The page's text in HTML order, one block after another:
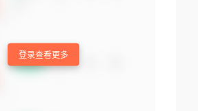
登录查看更多